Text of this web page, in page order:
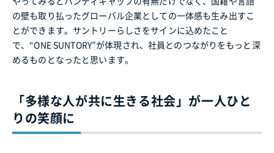
の壁も取り払ったグローバル企業としての一体感も生み出すこ
とができます。サントリーらしさをサインに込めたこと
で、“ONE SUNTORY”が体現され、社員とのつながりをもっと深
めるものとなったと思います。
「多様な人が共に生きる社会」が一人ひと
りの笑顔に